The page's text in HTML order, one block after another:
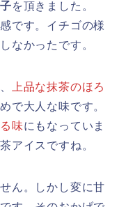
を頂きました。
です。イチゴの様
なかったです。
上品な抹茶のほろ
で大人な味です。
味にもなっていま
アイスですね。
ん。しかし変に甘